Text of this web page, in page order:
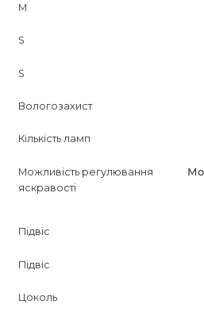
M
S
S
Вологозахист
Кількість ламп
Можливість регулювання
яскравості
Підвіс
Підвіс
Цоколь